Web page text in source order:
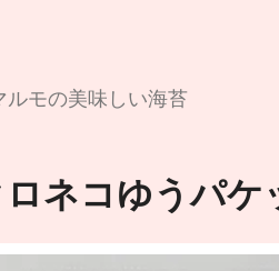
ルモの美味しい海苔
ロネコゆうパ